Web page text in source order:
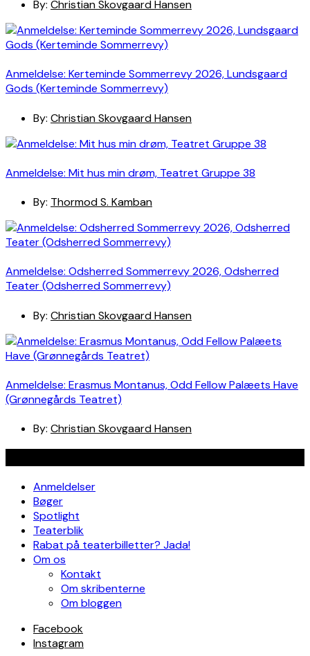
By: Christian Skovgaard Hansen
Anmeldelse: Kerteminde Sommerrevy 2026, Lundsgaard
Gods (Kerteminde Sommerrevy)
By: Christian Skovgaard Hansen
Anmeldelse: Mit hus min drøm, Teatret Gruppe 38
By: Thormod S. Kamban
Anmeldelse: Odsherred Sommerrevy 2026, Odsherred
Teater (Odsherred Sommerrevy)
By: Christian Skovgaard Hansen
Anmeldelse: Erasmus Montanus, Odd Fellow Palæets Have
(Grønnegårds Teatret)
By: Christian Skovgaard Hansen
Anmeldelser
Bøger
Spotlight
Teaterblik
Rabat på teaterbilletter? Jada!
Om os
Kontakt
Om skribenterne
Om bloggen
Facebook
Instagram